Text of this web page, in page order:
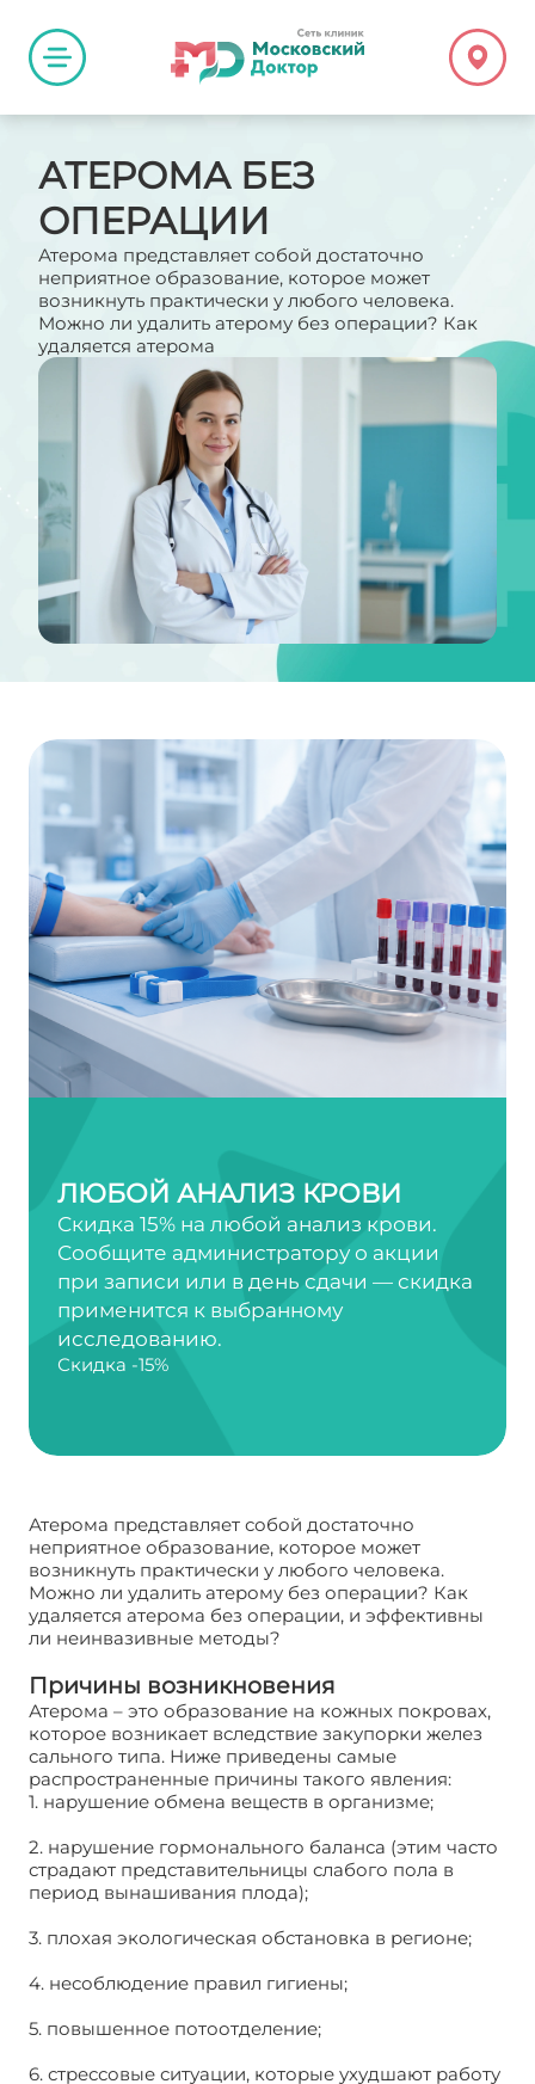
АТЕРОМА БЕЗ
ОПЕРАЦИИ
Атерома представляет собой достаточно
неприятное образование, которое может
возникнуть практически у любого человека.
Можно ли удалить атерому без операции? Как
удаляется атерома
ЛЮБОЙ АНАЛИЗ КРОВИ
Скидка 15% на любой анализ крови.
Сообщите администратору о акции
при записи или в день сдачи — скидка
применится к выбранному
исследованию.
Скидка -15%
Атерома представляет собой достаточно
неприятное образование, которое может
возникнуть практически у любого человека.
Можно ли удалить атерому без операции? Как
удаляется атерома без операции, и эффективны
ли неинвазивные методы?
Причины возникновения
Атерома – это образование на кожных покровах,
которое возникает вследствие закупорки желез
сального типа. Ниже приведены самые
распространенные причины такого явления:
1. нарушение обмена веществ в организме;
2. нарушение гормонального баланса (этим часто
страдают представительницы слабого пола в
период вынашивания плода);
3. плохая экологическая обстановка в регионе;
4. несоблюдение правил гигиены;
5. повышенное потоотделение;
6. стрессовые ситуации, которые ухудшают работу